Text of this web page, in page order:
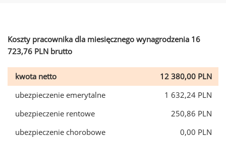
Koszty pracownika dla miesięcznego wynagrodzenia 16
723,76 PLN brutto
kwota netto
12 380,00 PLN
ubezpieczenie emerytalne
1 632,24 PLN
ubezpieczenie rentowe
250,86 PLN
ubezpieczenie chorobowe
0,00 PLN